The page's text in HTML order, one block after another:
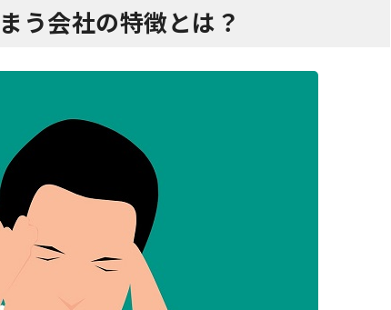
う会社の特徴とは？